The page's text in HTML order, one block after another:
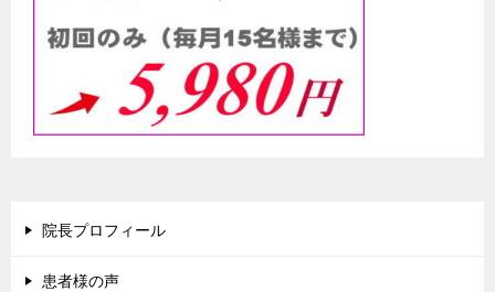
院長プロフィール
患者様の声